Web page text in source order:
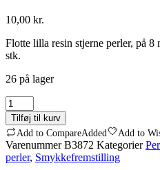
10,00 kr.
Flotte lilla resin stjerne perler, på
stk.
26 på lager
Stjerne
Perler
I
Lilla
8
/
Tilføj til kurv
Add to CompareAdded Add to
VarenummerB3872 Kategorier
perler, Smykkefremstilling